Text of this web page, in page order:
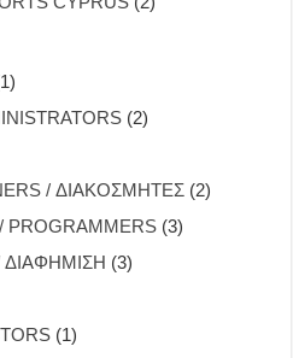
(2)
/ ΔΙΑΚΟΣΜΗΤΕΣ (2)
PROGRAMMERS (3)
ΔΙΑΦΗΜΙΣΗ (3)
(1)